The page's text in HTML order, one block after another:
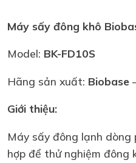
Máy sấy đông khô
Model: BK-FD10S
Hãng sản xuất: Biobase
Giới thiệu:
Máy sấy đông lạnh
hợp để thử nghiệm đông